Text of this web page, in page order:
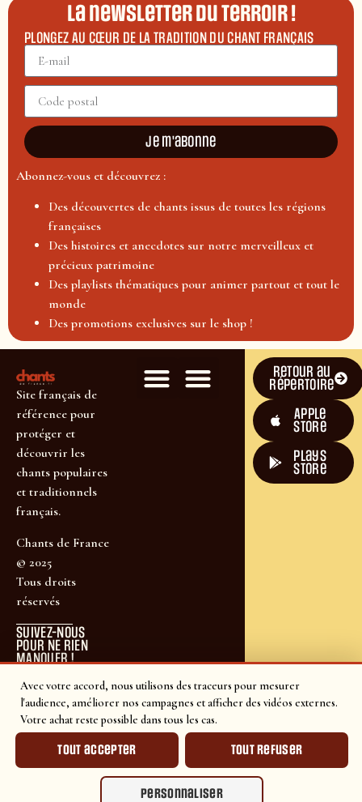
Avec votre accord, nous utilisons des traceurs pour mesurer
l'audience, améliorer nos campagnes et afficher des vidéos externes.
Votre achat reste possible dans tous les cas.
Tout accepter Tout refuser
Personnaliser
La newsletter du terroir !
PLONGEZ AU CŒUR DE LA TRADITION DU CHANT FRANÇAIS
Je m'abonne
Abonnez-vous et découvrez :
Des découvertes de chants issus de toutes les régions
françaises
Des histoires et anecdotes sur notre merveilleux et
précieux patrimoine
Des playlists thématiques pour animer partout et tout le
monde
Des promotions exclusives sur le shop !
Site français de
référence pour
protéger et
découvrir les
chants populaires
et traditionnels
français.
Chants de France
© 2025
Tous droits
réservés
SUIVEZ-NOUS
POUR NE RIEN
MANQUER !
Retour au
répertoire
Apple
Store
plays
store